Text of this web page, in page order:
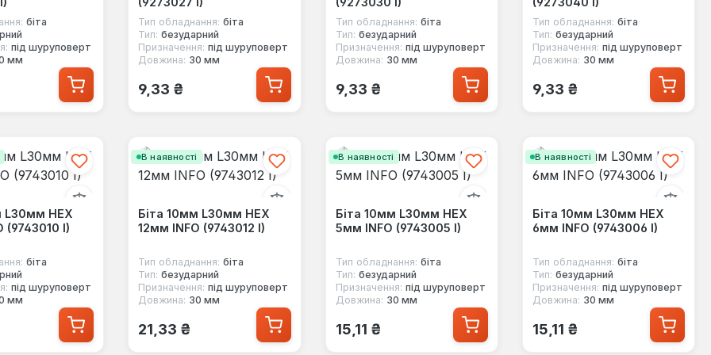
біта
під шуруповерт
мм
Тип обладнання: біта
Тип: безударний
Призначення: під шуруповерт
Довжина: 30 мм
Звичайна ціна:
9,33 ₴
Тип обладнання: біта
Тип: безударний
Призначення: під шуруповерт
Довжина: 30 мм
Звичайна ціна:
9,33 ₴
Тип обладнання: біта
Тип: безударний
Призначення: під шуруповерт
Довжина: 30 мм
Звичайна ціна:
9,33 ₴
L30мм HEX
(9743010 I)
біта
під шуруповерт
мм
В наявності
Біта 10мм L30мм HEX
12мм INFO (9743012 I)
Тип обладнання: біта
Тип: безударний
Призначення: під шуруповерт
Довжина: 30 мм
Звичайна ціна:
21,33 ₴
В наявності
Біта 10мм L30мм HEX
5мм INFO (9743005 I)
Тип обладнання: біта
Тип: безударний
Призначення: під шуруповерт
Довжина: 30 мм
Звичайна ціна:
15,11 ₴
В наявності
Біта 10мм L30мм HEX
6мм INFO (9743006 I)
Тип обладнання: біта
Тип: безударний
Призначення: під шуруповерт
Довжина: 30 мм
Звичайна ціна:
15,11 ₴